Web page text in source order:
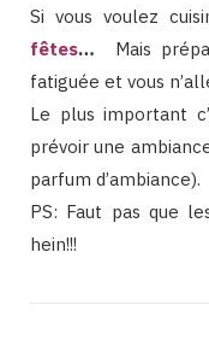
Si vous voulez
fêtes…
Mais
fatiguée et vous
Le plus important
prévoir une
parfum d’ambiance).
PS: Faut pas que
hein!!!